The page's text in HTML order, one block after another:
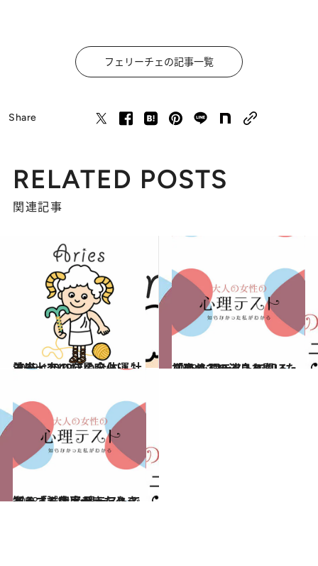
フェリーチェの記事一覧
Share
RELATED POSTS
関連記事
2018.12.14
流光七奈の12星座占い 牡羊座・2019年の全体運
占い 2018.12.21
初恋の人の消息を聞いたら？ 心理テストで知る「恐れていること」
占い
2018.11.16
たくさん仕事がきたときどうする？ 心理テストで知る「誠実度チェック」
占い